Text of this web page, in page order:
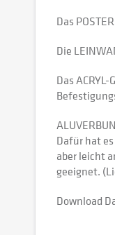
Das
Die
Das
Dafür hat
aber leicht
geeignet.
Download